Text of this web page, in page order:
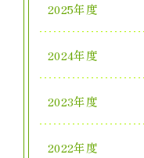
2025年度
2024年度
2023年度
2022年度